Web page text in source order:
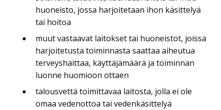
huoneisto, jossa harjoitetaan ihon käsittelyä
tai hoitoa
muut vastaavat laitokset tai huoneistot, joissa
harjoitetusta toiminnasta saattaa aiheutua
terveyshaittaa, käyttäjämäärä ja toiminnan
luonne huomioon ottaen
talousvettä toimittavaa laitosta, jolla ei ole
omaa vedenottoa tai vedenkäsittelyä